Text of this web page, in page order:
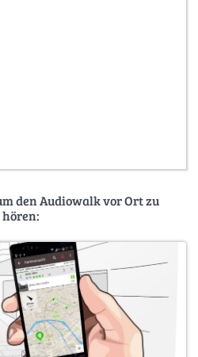
den Audiowalk vor Ort zu
hören: